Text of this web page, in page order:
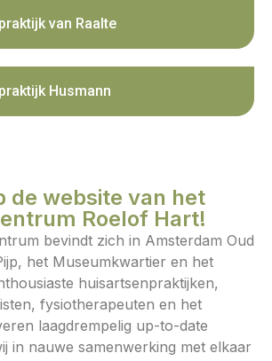
van Raalte
Husmann
de website van het
Roelof Hart!
bevindt zich in Amsterdam Oud
het Museumkwartier en het
huisartsenpraktijken,
fysiotherapeuten en het
laagdrempelig up-to-date
in nauwe samenwerking met elkaar